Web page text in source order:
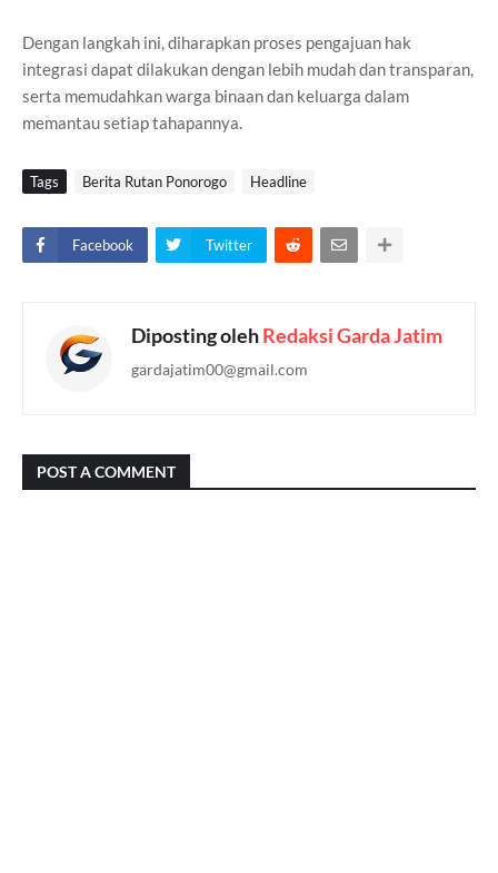
Dengan langkah ini, diharapkan proses pengajuan hak
integrasi dapat dilakukan dengan lebih mudah dan transparan,
serta memudahkan warga binaan dan keluarga dalam
memantau setiap tahapannya.
Tags Berita Rutan Ponorogo Headline
Facebook Twitter
Diposting olehRedaksi Garda Jatim
gardajatim00@gmail.com
POST A COMMENT